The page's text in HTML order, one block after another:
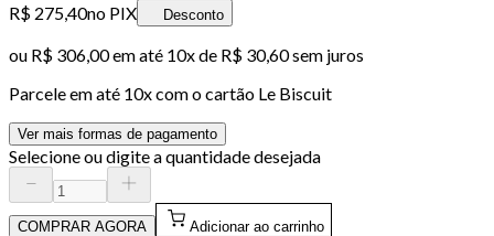
R$ 275,40no PIX Desconto
ou R$ 306,00em até 10x de R$ 30,60 sem juros
Parcele em até 10x com o cartão Le Biscuit
Ver mais formas de pagamento
Selecione ou digite a quantidade desejada
COMPRAR AGORA Adicionar ao carrinho